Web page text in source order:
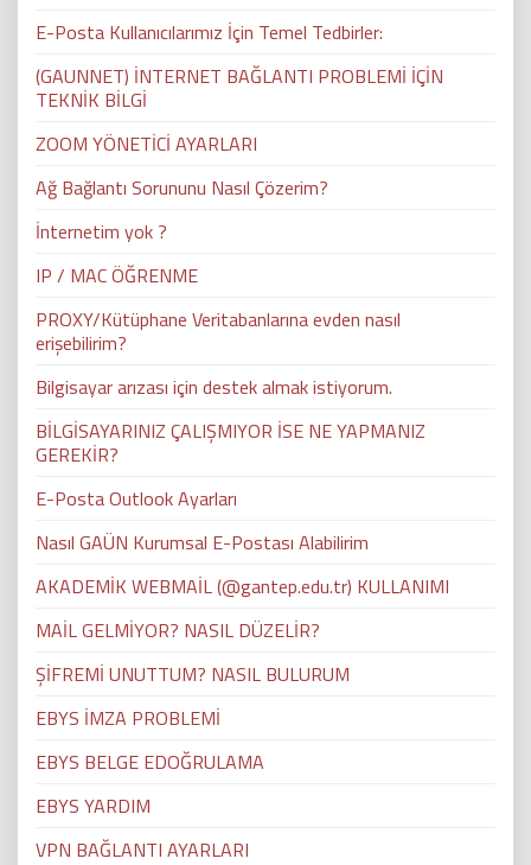
E-Posta Kullanıcılarımız İçin Temel Tedbirler:
(GAUNNET) İNTERNET BAĞLANTI PROBLEMİ İÇİN
TEKNİK BİLGİ
ZOOM YÖNETİCİ AYARLARI
Ağ Bağlantı Sorununu Nasıl Çözerim?
İnternetim yok ?
IP / MAC ÖĞRENME
PROXY/Kütüphane Veritabanlarına evden nasıl
erişebilirim?
Bilgisayar arızası için destek almak istiyorum.
BİLGİSAYARINIZ ÇALIŞMIYOR İSE NE YAPMANIZ
GEREKİR?
E-Posta Outlook Ayarları
Nasıl GAÜN Kurumsal E-Postası Alabilirim
AKADEMİK WEBMAİL (@gantep.edu.tr) KULLANIMI
MAİL GELMİYOR? NASIL DÜZELİR?
ŞİFREMİ UNUTTUM? NASIL BULURUM
EBYS İMZA PROBLEMİ
EBYS BELGE EDOĞRULAMA
EBYS YARDIM
VPN BAĞLANTI AYARLARI